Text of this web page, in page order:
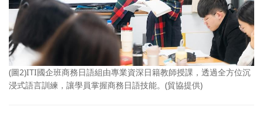
(圖2)ITI國企班商務日語組由專業資深日籍教師授課，透過全方位沉
浸式語言訓練，讓學員掌握商務日語技能。(貿協提供)